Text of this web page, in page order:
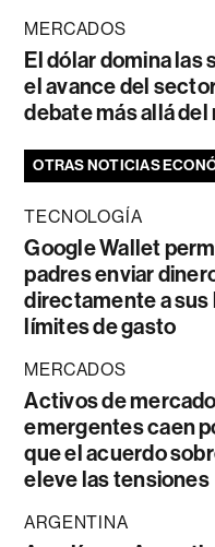
MERCADOS
El dólar domina las
el avance del
debate más allá
OTRAS NOTICIAS
TECNOLOGÍA
Google Wallet
padres enviar
directamente a sus
límites de gasto
MERCADOS
Activos de
emergentes caen
que el acuerdo
eleve las tensiones
ARGENTINA